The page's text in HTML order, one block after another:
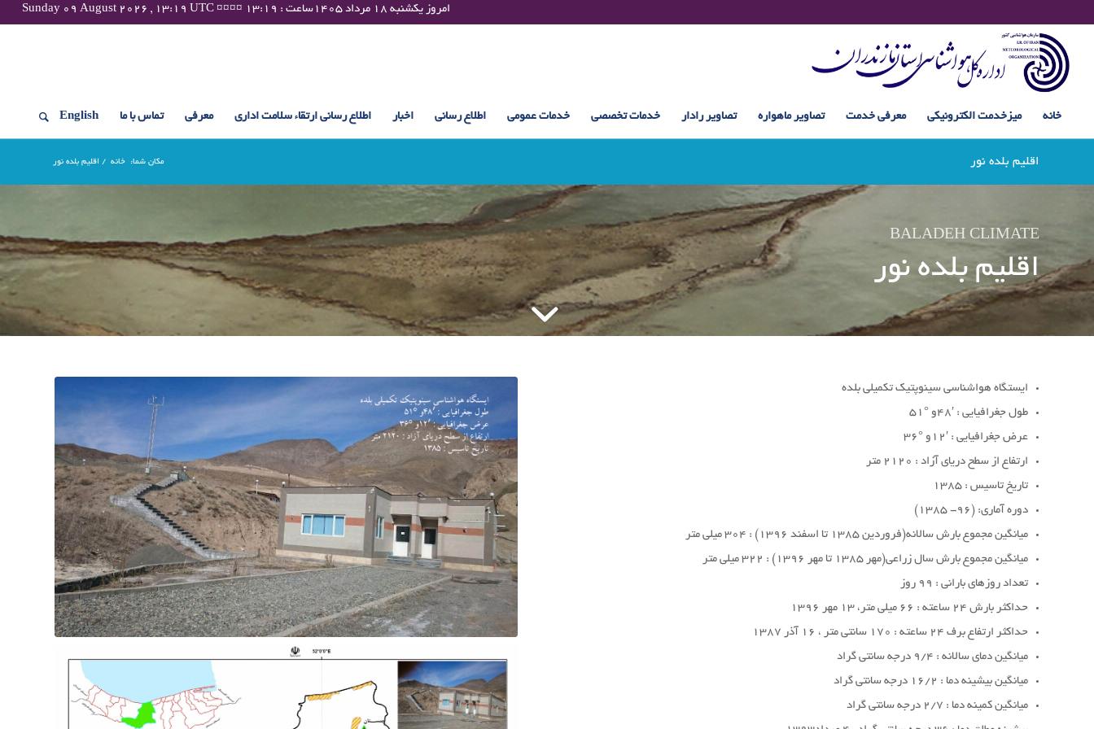
Sunday 09 August 2026 , 13:19 UTC ¤¤¤¤ امروز یکشنبه ۱۸ مرداد ۱۴۰۵ساعت : ۱۳:۱۹
خانه میزخدمت الکترونیکی معرفی خدمت تصاویر ماهواره تصاویر رادار خدمات تخصصی خدمات عمومی اطلاع رسانی اخبار اطلاع رسانی ارتقاء سلامت اداری معرفی تماس با ما English
اقلیم بلده نور مکان شما: خانه / اقلیم بلده نور
BALADEH CLIMATE
اقلیم بلده نور
ایستگاه هواشناسی سینوپتیک تکمیلی بلده
طول جغرافیایی : ′48و °51
عرض جغرافیایی : ′12و °36
ارتفاع از سطح دریای آزاد : 2120 متر
تاریخ تاسیس : 1385
دوره آماری: (96- 1385)
میانگین مجموع بارش سالانه(فروردین 1385 تا اسفند 1396) : 304 میلی متر
میانگین مجموع بارش سال زراعی(مهر 1385 تا مهر 1396) : 322 میلی متر
تعداد روزهای بارانی : 99 روز
حداکثر بارش 24 ساعته : 66 میلی متر، 13 مهر 1396
حداکثر ارتفاع برف 24 ساعته : 170 سانتی متر ، 16 آذر 1387
میانگین دمای سالانه : 9/4 درجه سانتی گراد
میانگین بیشینه دما : 16/2 درجه سانتی گراد
میانگین کمینه دما : 2/7 درجه سانتی گراد